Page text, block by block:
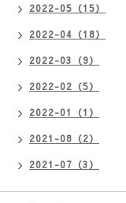
2022-05（15）
2022-04（18）
2022-03（9）
2022-02（5）
2022-01（1）
2021-08（2）
2021-07（3）